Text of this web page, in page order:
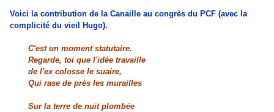
Voici la contribution de la Canaille au congrès du PCF (avec la
complicité du vieil Hugo).
C'est un moment statutaire.
Regarde, toi que l'idée travaille
de l'ex colosse le suaire,
Qui rase de près les murailles
Sur la terre de nuit plombée